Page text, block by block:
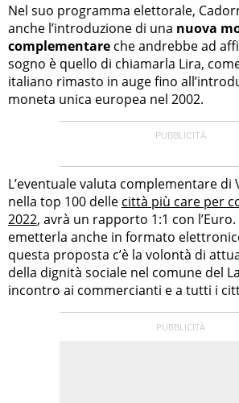
Nel suo programma elettorale,
anche l’introduzione di una nuova
complementare che andrebbe ad
sogno è quello di chiamarla Lira,
italiano rimasto in auge fino
moneta unica europea nel 2002.
L’eventuale valuta complementare di
nella top 100 delle città più care per
2022, avrà un rapporto 1:1 con
emetterla anche in formato
questa proposta c’è la volontà di
della dignità sociale nel comune del
incontro ai commercianti e a tutti i